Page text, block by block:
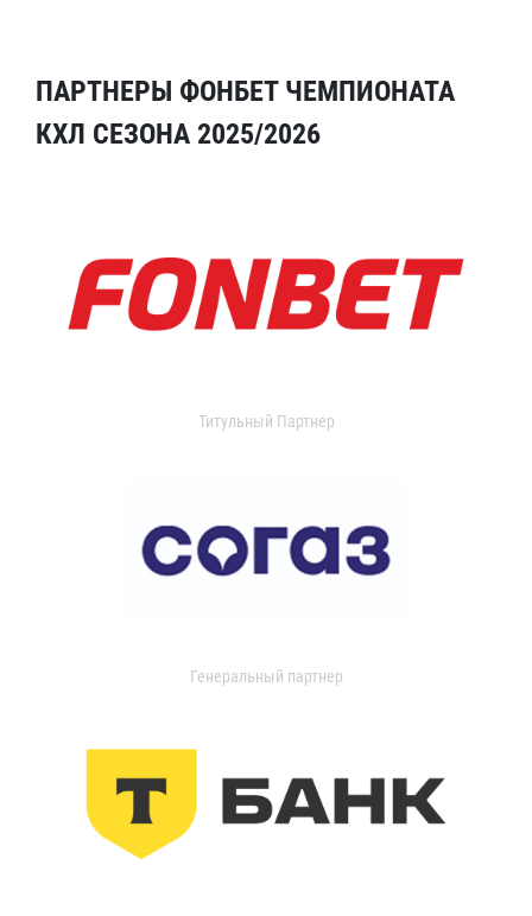
ПАРТНЕРЫ ФОНБЕТ ЧЕМПИОНАТА
КХЛ СЕЗОНА 2025/2026
Титульный Партнер
Генеральный партнер